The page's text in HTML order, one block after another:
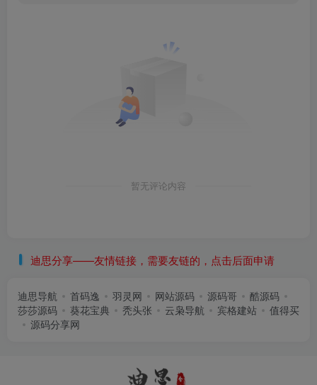
暂无评论内容
迪思分享——友情链接，需要友链的，点击后面申请
迪思导航 首码逸 羽灵网 网站源码 源码哥
酷源码
莎莎源码
葵花宝典 秃头张 云枭导航 宾格建站
值得买
源码分享网